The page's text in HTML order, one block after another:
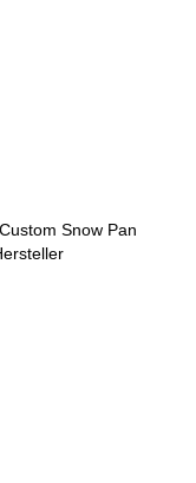
Snow Pan